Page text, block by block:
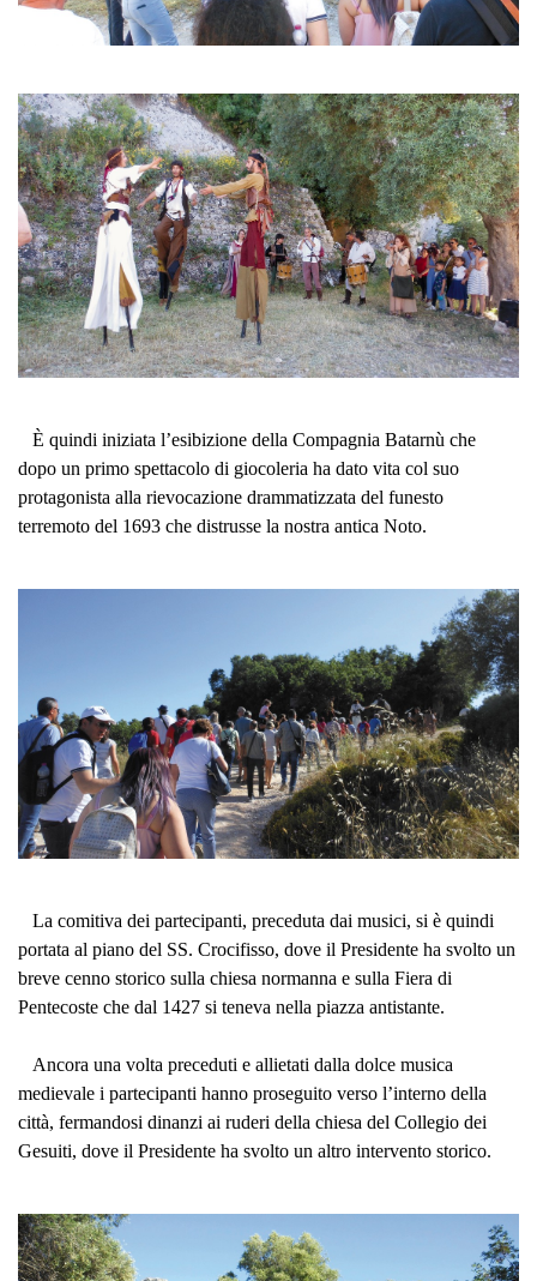
È quindi iniziata l’esibizione della Compagnia Batarnù che
dopo un primo spettacolo di giocoleria ha dato vita col suo
protagonista alla rievocazione drammatizzata del funesto
terremoto del 1693 che distrusse la nostra antica Noto.
La comitiva dei partecipanti, preceduta dai musici, si è quindi
portata al piano del SS. Crocifisso, dove il Presidente ha svolto un
breve cenno storico sulla chiesa normanna e sulla Fiera di
Pentecoste che dal 1427 si teneva nella piazza antistante.
Ancora una volta preceduti e allietati dalla dolce musica
medievale i partecipanti hanno proseguito verso l’interno della
città, fermandosi dinanzi ai ruderi della chiesa del Collegio dei
Gesuiti, dove il Presidente ha svolto un altro intervento storico.